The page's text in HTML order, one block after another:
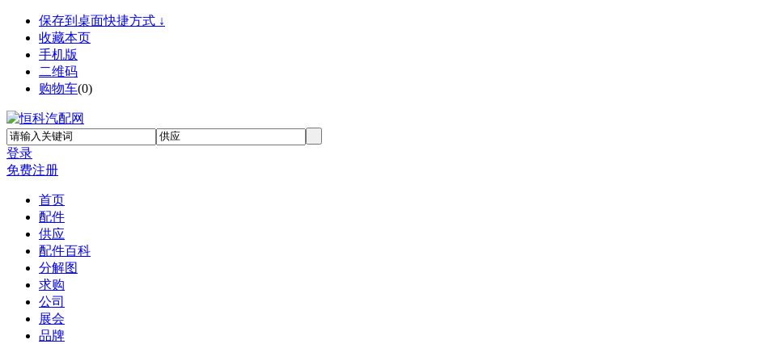
保存到桌面快捷方式 ↓
收藏本页
手机版
二维码
购物车(0)
登录
免费注册
首页
配件
供应
配件百科
分解图
求购
公司
展会
品牌